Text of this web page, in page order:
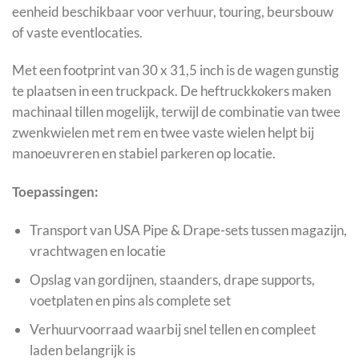
eenheid beschikbaar voor verhuur, touring, beursbouw
of vaste eventlocaties.
Met een footprint van 30 x 31,5 inch is de wagen gunstig
te plaatsen in een truckpack. De heftruckkokers maken
machinaal tillen mogelijk, terwijl de combinatie van twee
zwenkwielen met rem en twee vaste wielen helpt bij
manoeuvreren en stabiel parkeren op locatie.
Toepassingen:
Transport van USA Pipe & Drape-sets tussen magazijn,
vrachtwagen en locatie
Opslag van gordijnen, staanders, drape supports,
voetplaten en pins als complete set
Verhuurvoorraad waarbij snel tellen en compleet
laden belangrijk is